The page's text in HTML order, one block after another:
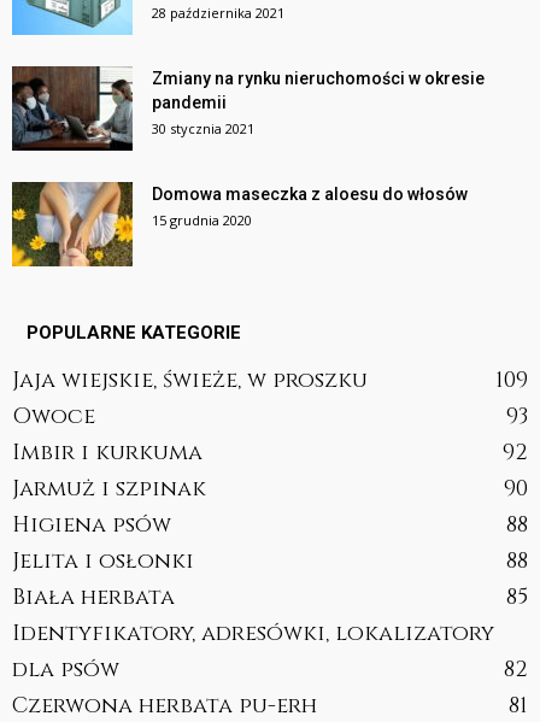
28 października 2021
Zmiany na rynku nieruchomości w okresie
pandemii
30 stycznia 2021
Domowa maseczka z aloesu do włosów
15 grudnia 2020
POPULARNE KATEGORIE
Jaja wiejskie, świeże, w proszku
109
Owoce
93
Imbir i kurkuma
92
Jarmuż i szpinak
90
Higiena psów
88
Jelita i osłonki
88
Biała herbata
85
Identyfikatory, adresówki, lokalizatory
dla psów
82
Czerwona herbata pu-erh
81